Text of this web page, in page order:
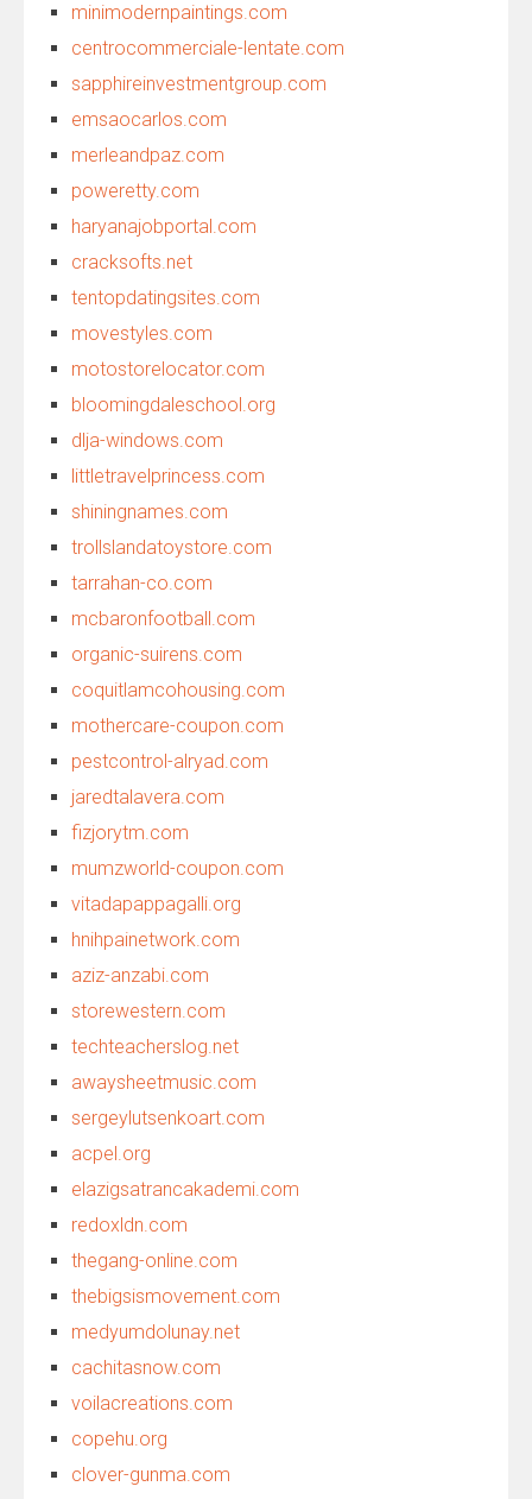
minimodernpaintings.com
centrocommerciale-lentate.com
sapphireinvestmentgroup.com
emsaocarlos.com
merleandpaz.com
poweretty.com
haryanajobportal.com
cracksofts.net
tentopdatingsites.com
movestyles.com
motostorelocator.com
bloomingdaleschool.org
dlja-windows.com
littletravelprincess.com
shiningnames.com
trollslandatoystore.com
tarrahan-co.com
mcbaronfootball.com
organic-suirens.com
coquitlamcohousing.com
mothercare-coupon.com
pestcontrol-alryad.com
jaredtalavera.com
fizjorytm.com
mumzworld-coupon.com
vitadapappagalli.org
hnihpainetwork.com
aziz-anzabi.com
storewestern.com
techteacherslog.net
awaysheetmusic.com
sergeylutsenkoart.com
acpel.org
elazigsatrancakademi.com
redoxldn.com
thegang-online.com
thebigsismovement.com
medyumdolunay.net
cachitasnow.com
voilacreations.com
copehu.org
clover-gunma.com